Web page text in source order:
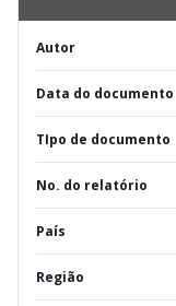
Autor
Data do documento
TIpo de documento
No. do relatório
País
Região